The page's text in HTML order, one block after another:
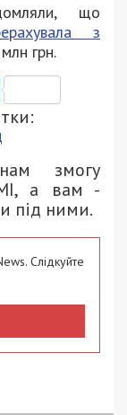
що
з
грн.
змогу
а вам -
під ними.
Слідкуйте